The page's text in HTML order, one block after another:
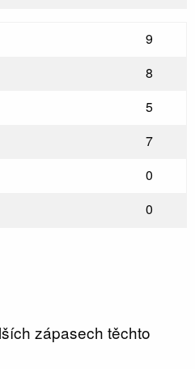
9
8
5
7
0
0
zápasech těchto